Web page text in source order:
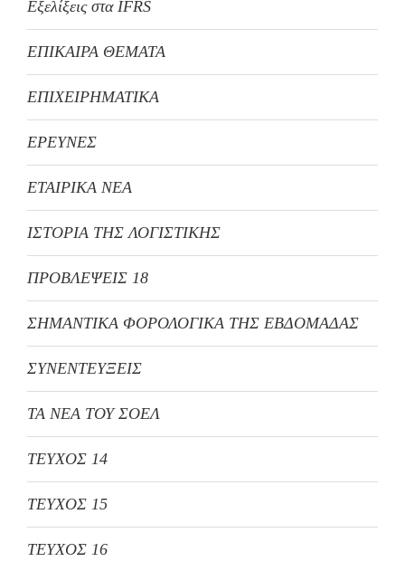
Εξελίξεις στα IFRS
ΕΠΙΚΑΙΡΑ ΘΕΜΑΤΑ
ΕΠΙΧΕΙΡΗΜΑΤΙΚΑ
ΕΡΕΥΝΕΣ
ΕΤΑΙΡΙΚΑ ΝΕΑ
ΙΣΤΟΡΙΑ ΤΗΣ ΛΟΓΙΣΤΙΚΗΣ
ΠΡΟΒΛΕΨΕΙΣ 18
ΣΗΜΑΝΤΙΚΑ ΦΟΡΟΛΟΓΙΚΑ ΤΗΣ ΕΒΔΟΜΑΔΑΣ
ΣΥΝΕΝΤΕΥΞΕΙΣ
ΤΑ ΝΕΑ ΤΟΥ ΣΟΕΛ
ΤΕΥΧΟΣ 14
ΤΕΥΧΟΣ 15
ΤΕΥΧΟΣ 16